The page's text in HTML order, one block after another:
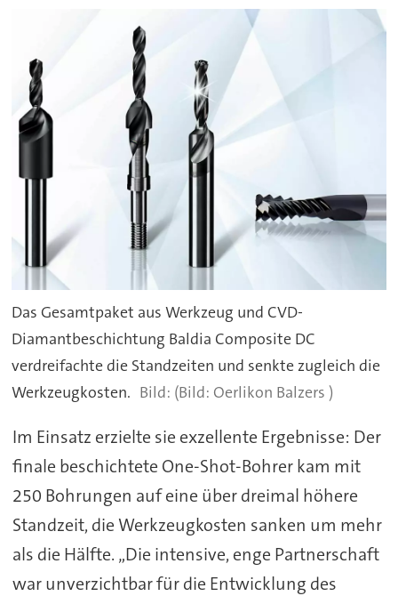
Das Gesamtpaket aus Werkzeug und CVD-
Diamantbeschichtung Baldia Composite DC
verdreifachte die Standzeiten und senkte zugleich die
Werkzeugkosten.
(Bild: Oerlikon Balzers )
Im Einsatz erzielte sie exzellente Ergebnisse: Der
finale beschichtete One-Shot-Bohrer kam mit
250 Bohrungen auf eine über dreimal höhere
Standzeit, die Werkzeugkosten sanken um mehr
als die Hälfte. „Die intensive, enge Partnerschaft
war unverzichtbar für die Entwicklung des